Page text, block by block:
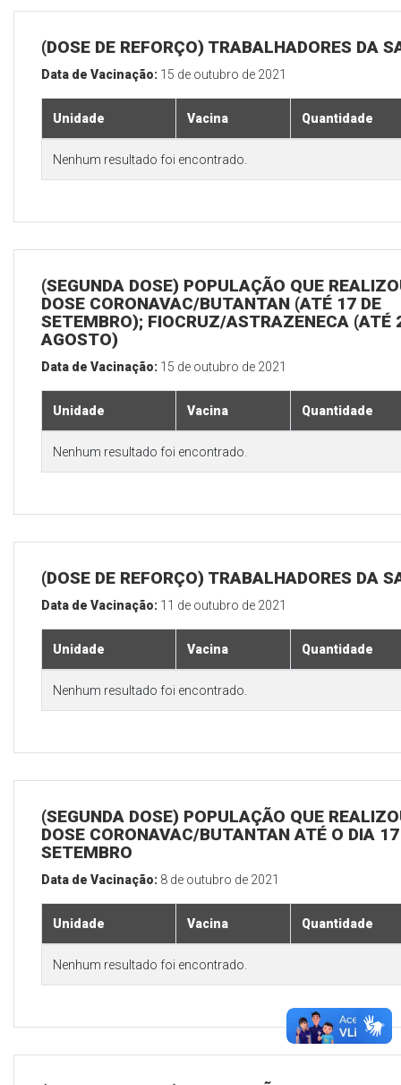
(DOSE DE REFORÇO) TRABALHADORES DA
Data de Vacinação: 15 de outubro de 2021
Unidade Vacina Quantidade
Nenhum resultado foi encontrado.
(SEGUNDA DOSE) POPULAÇÃO QUE
DOSE CORONAVAC/BUTANTAN (ATÉ 17 DE
SETEMBRO); FIOCRUZ/ASTRAZENECA (ATÉ
AGOSTO)
Data de Vacinação: 15 de outubro de 2021
Unidade Vacina Quantidade
Nenhum resultado foi encontrado.
(DOSE DE REFORÇO) TRABALHADORES DA
Data de Vacinação: 11 de outubro de 2021
Unidade Vacina Quantidade
Nenhum resultado foi encontrado.
(SEGUNDA DOSE) POPULAÇÃO QUE
DOSE CORONAVAC/BUTANTAN ATÉ O DIA
SETEMBRO
Data de Vacinação: 8 de outubro de 2021
Unidade Vacina Quantidade
Nenhum resultado foi encontrado.